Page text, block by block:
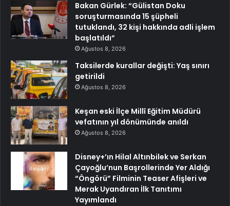
Bakan Gürlek: “Gülistan Doku
soruşturmasında 15 şüpheli
tutuklandı, 32 kişi hakkında adli işlem
başlatıldı”
Ağustos 8, 2026
Taksilerde kurallar değişti: Yaş sınırı
getirildi
Ağustos 8, 2026
Keşan eski İlçe Millî Eğitim Müdürü
vefatının yıl dönümünde anıldı
Ağustos 8, 2026
Disney+’ın Hilal Altınbilek ve Serkan
Çayoğlu’nun Başrollerinde Yer Aldığı
“Öngörü” Filminin Teaser Afişleri ve
Merak Uyandıran İlk Tanıtımı
Yayımlandı